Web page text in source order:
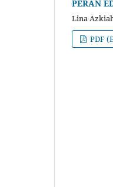
PERAN
Lina
PDF